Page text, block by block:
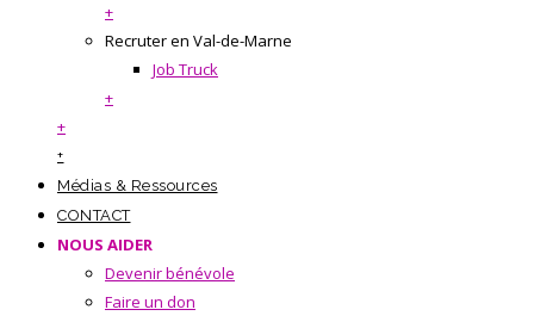
+
Recruter en Val-de-Marne
Job Truck
+
+
+
Médias & Ressources
CONTACT
NOUS AIDER
Devenir bénévole
Faire un don